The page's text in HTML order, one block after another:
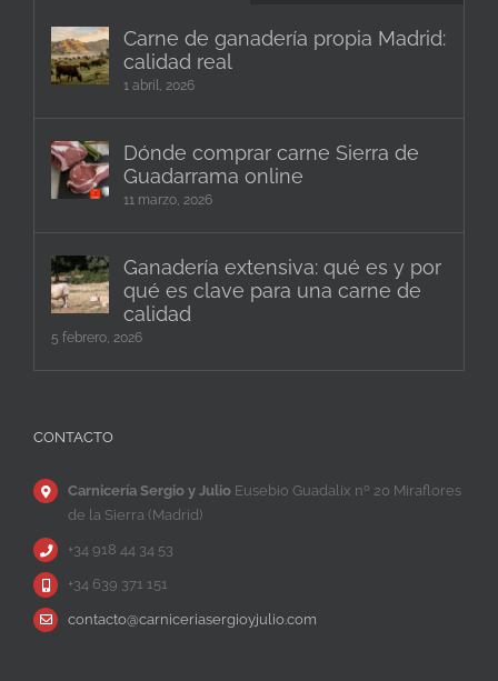
Carne de ganadería propia Madrid:
calidad real
1 abril, 2026
Dónde comprar carne Sierra de
Guadarrama online
11 marzo, 2026
Ganadería extensiva: qué es y por
qué es clave para una carne de
calidad
5 febrero, 2026
CONTACTO
Carnicería Sergio y Julio Eusebio Guadalix nº 20 Miraflores
de la Sierra (Madrid)
+34 918 44 34 53
+34 639 371 151
contacto@carniceriasergioyjulio.com